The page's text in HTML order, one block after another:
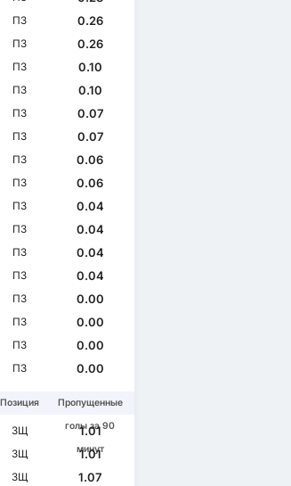
ПЗ
0.26
ПЗ
0.26
ПЗ
0.10
ПЗ
0.10
ПЗ
0.07
ПЗ
0.07
ПЗ
0.06
ПЗ
0.06
ПЗ
0.04
ПЗ
0.04
ПЗ
0.04
ПЗ
0.04
ПЗ
0.00
ПЗ
0.00
ПЗ
0.00
ПЗ 0.00
Позиция
Пропущенные
голы за 90
минут
ЗЩ
1.01
ЗЩ
1.01
ЗЩ
1.07